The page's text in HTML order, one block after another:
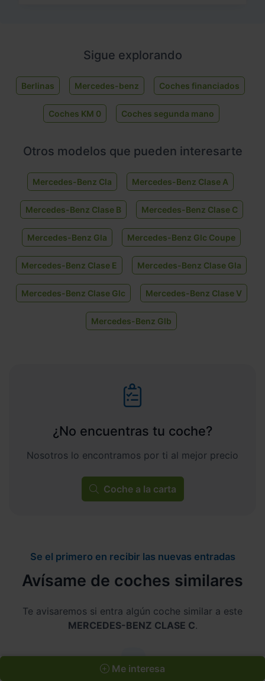
Sigue explorando
Berlinas Mercedes-benz Coches financiados
Coches KM 0 Coches segunda mano
Otros modelos que pueden interesarte
Mercedes-Benz Cla Mercedes-Benz Clase A
Mercedes-Benz Clase B Mercedes-Benz Clase C
Mercedes-Benz Gla Mercedes-Benz Glc Coupe
Mercedes-Benz Clase E Mercedes-Benz Clase Gla
Mercedes-Benz Clase Glc Mercedes-Benz Clase V
Mercedes-Benz Glb
¿No encuentras tu coche?
Nosotros lo encontramos por ti al mejor precio
Coche a la carta
Se el primero en recibir las nuevas entradas
Avísame de coches similares
Te avisaremos si entra algún coche similar a este
MERCEDES-BENZ CLASE C.
Me interesa